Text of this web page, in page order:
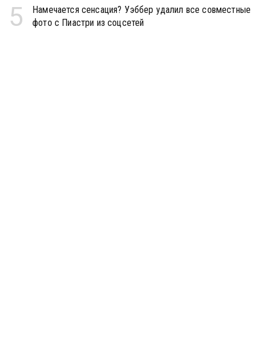
5
Намечается сенсация? Уэббер удалил все совместные
фото с Пиастри из соцсетей